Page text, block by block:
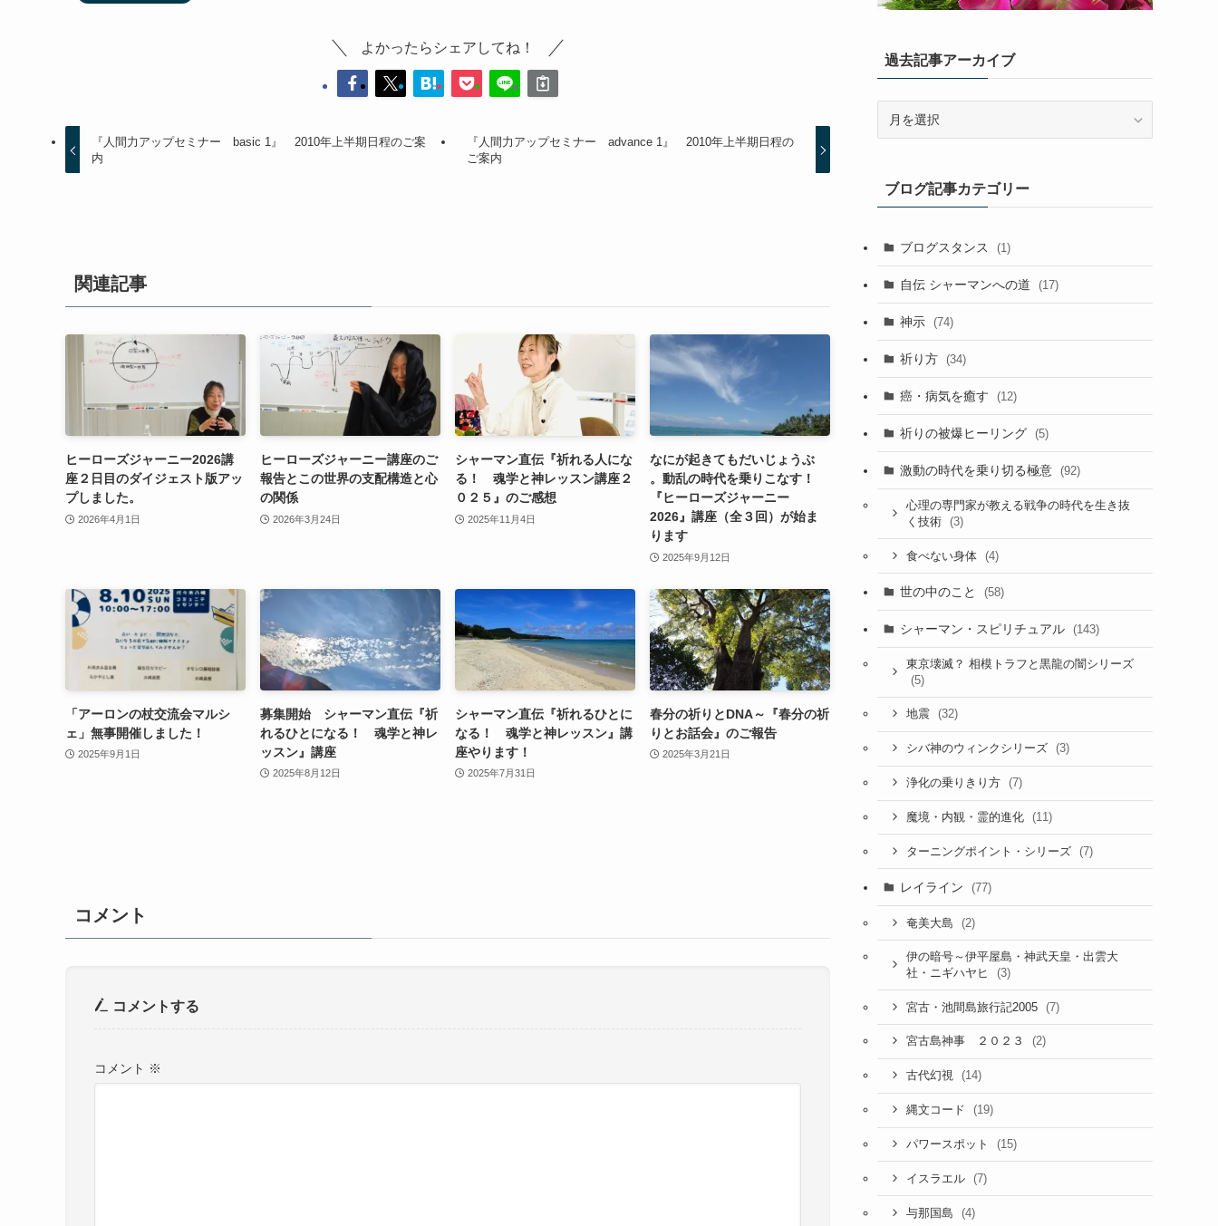
よかったらシェアしてね！
『人間力アップセミナー basic 1』 2010年上半期日程のご案
内
『人間力アップセミナー advance 1』 2010年上半期日程の
ご案内
関連記事
ヒーローズジャーニー2026講
座２日目のダイジェスト版アッ
プしました。
2026年4月1日
ヒーローズジャーニー講座のご
報告とこの世界の支配構造と心
の関係
2026年3月24日
シャーマン直伝『祈れる人にな
る！ 魂学と神レッスン講座２
０２５』のご感想
2025年11月4日
なにが起きてもだいじょうぶ
。動乱の時代を乗りこなす！
『ヒーローズジャーニー
2026』講座（全３回）が始ま
ります
2025年9月12日
「アーロンの杖交流会マルシ
ェ」無事開催しました！
2025年9月1日
募集開始 シャーマン直伝『祈
れるひとになる！ 魂学と神レ
ッスン』講座
2025年8月12日
シャーマン直伝『祈れるひとに
なる！ 魂学と神レッスン』講
座やります！
2025年7月31日
春分の祈りとDNA～『春分の祈
りとお話会』のご報告
2025年3月21日
コメント
コメントする
コメント ※
過去記事アーカイブ
ア
ー
イ
ブ
ブログ記事カテゴリー
ブログスタンス (1)
自伝 シャーマンへの道 (17)
神示 (74)
祈り方 (34)
癌・病気を癒す (12)
祈りの被爆ヒーリング (5)
激動の時代を乗り切る極意 (92)
心理の専門家が教える戦争の時代を生き抜
く技術
(3)
食べない身体 (4)
世の中のこと (58)
シャーマン・スピリチュアル (143)
東京壊滅？ 相模トラフと黒龍の闇シリーズ
(5)
地震 (32)
シバ神のウィンクシリーズ (3)
浄化の乗りきり方 (7)
魔境・内観・霊的進化 (11)
ターニングポイント・シリーズ (7)
レイライン (77)
奄美大島 (2)
伊の暗号～伊平屋島・神武天皇・出雲大
社・ニギハヤヒ
(3)
宮古・池間島旅行記2005 (7)
宮古島神事 ２０２３ (2)
古代幻視 (14)
縄文コード (19)
パワースポット (15)
イスラエル (7)
与那国島 (4)